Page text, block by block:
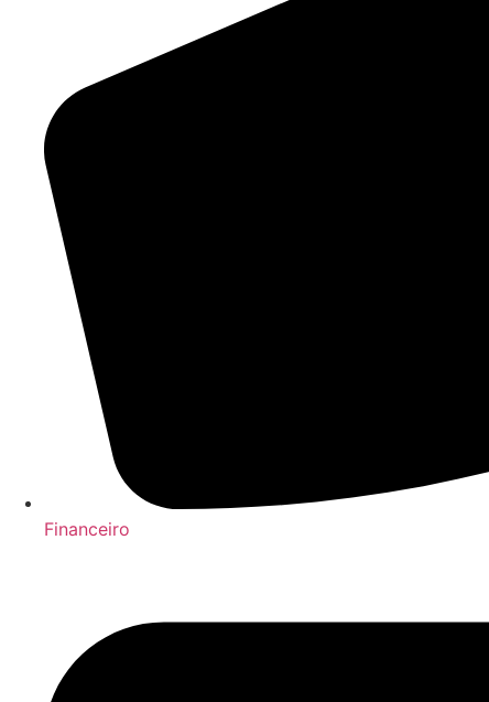
Financeiro